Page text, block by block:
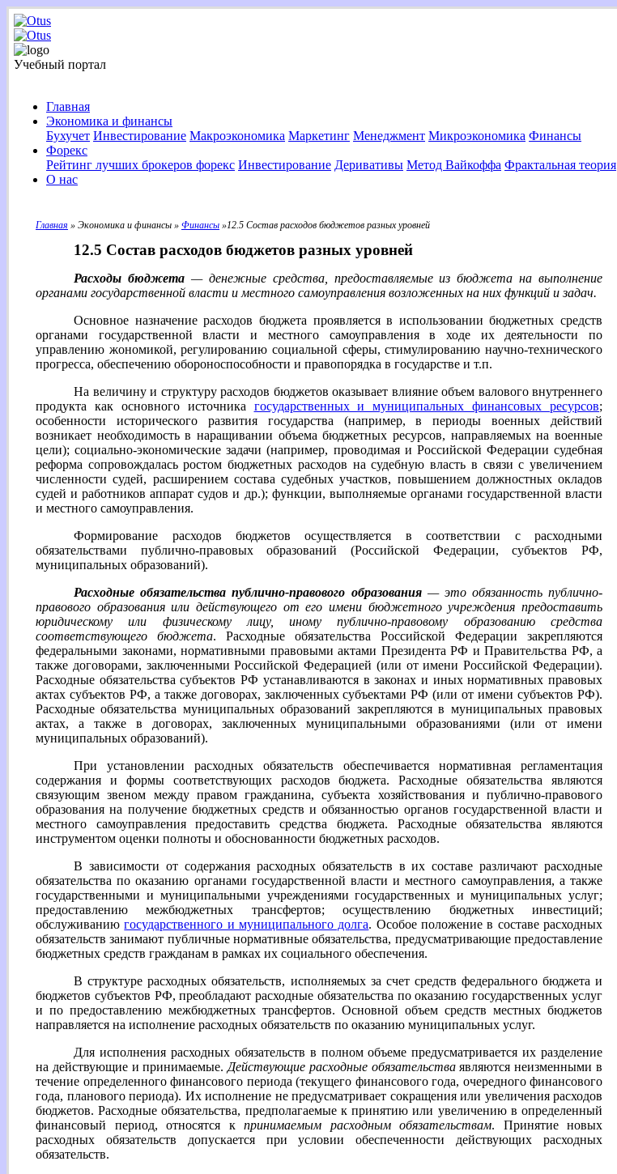
Учебный портал
Главная
Экономика и финансы
Бухучет Инвестирование Макроэкономика Маркетинг Менеджмент Микроэкономика Финансы
Форекс
Рейтинг лучших брокеров форекс Инвестирование Деривативы Метод Вайкоффа Фрактальная теория
О нас
Главная » Экономика и финансы » Финансы »12.5 Состав расходов бюджетов разных уровней
12.5 Состав расходов бюджетов разных уровней
Расходы бюджета — денежные средства, предоставляемые из бюджета на выполнение
органами государственной власти и местного самоуправления возложенных на них функций и задач.
Основное назначение расходов бюджета проявляется в использовании бюджетных средств
органами государственной власти и местного самоуправления в ходе их деятельности по
управлению жономикой, регулированию социальной сферы, стимулированию научно-технического
прогресса, обеспечению обороноспособности и правопорядка в государстве и т.п.
На величину и структуру расходов бюджетов оказывает влияние объем валового внутреннего
продукта как основного источника государственных и муниципальных финансовых ресурсов;
особенности исторического развития государства (например, в периоды военных действий
возникает необходимость в наращивании объема бюджетных ресурсов, направляемых на военные
цели); социально-экономические задачи (например, проводимая и Российской Федерации судебная
реформа сопровождалась ростом бюджетных расходов на судебную власть в связи с увеличением
численности судей, расширением состава судебных участков, повышением должностных окладов
судей и работников аппарат судов и др.); функции, выполняемые органами государственной власти
и местного самоуправления.
Формирование расходов бюджетов осуществляется в соответствии с расходными
обязательствами публично-правовых образований (Российской Федерации, субъектов РФ,
муниципальных образований).
Расходные обязательства публично-правового образования— это обязанность публично-
правового образования или действующего от его имени бюджетного учреждения предоставить
юридическому или физическому лицу, иному публично-правовому образованию средства
соответствующего бюджета. Расходные обязательства Российской Федерации закрепляются
федеральными законами, нормативными правовыми актами Президента РФ и Правительства РФ, а
также договорами, заключенными Российской Федерацией (или от имени Российской Федерации).
Расходные обязательства субъектов РФ устанавливаются в законах и иных нормативных правовых
актах субъектов РФ, а также договорах, заключенных субъектами РФ (или от имени субъектов РФ).
Расходные обязательства муниципальных образований закрепляются в муниципальных правовых
актах, а также в договорах, заключенных муниципальными образованиями (или от имени
муниципальных образований).
При установлении расходных обязательств обеспечивается нормативная регламентация
содержания и формы соответствующих расходов бюджета. Расходные обязательства являются
связующим звеном между правом гражданина, субъекта хозяйствования и публично-правового
образования на получение бюджетных средств и обязанностью органов государственной власти и
местного самоуправления предоставить средства бюджета. Расходные обязательства являются
инструментом оценки полноты и обоснованности бюджетных расходов.
В зависимости от содержания расходных обязательств в их составе различают расходные
обязательства по оказанию органами государственной власти и местного самоуправления, а также
государственными и муниципальными учреждениями государственных и муниципальных услуг;
предоставлению межбюджетных трансфертов; осуществлению бюджетных инвестиций;
обслуживаниюгосударственного и муниципального долга. Особое положение в составе расходных
обязательств занимают публичные нормативные обязательства, предусматривающие предоставление
бюджетных средств гражданам в рамках их социального обеспечения.
В структуре расходных обязательств, исполняемых за счет средств федерального бюджета и
бюджетов субъектов РФ, преобладают расходные обязательства по оказанию государственных услуг
и по предоставлению межбюджетных трансфертов. Основной объем средств местных бюджетов
направляется на исполнение расходных обязательств по оказанию муниципальных услуг.
Для исполнения расходных обязательств в полном объеме предусматривается их разделение
на действующие и принимаемые. Действующие расходные обязательстваявляются неизменными в
течение определенного финансового периода (текущего финансового года, очередного финансового
года, планового периода). Их исполнение не предусматривает сокращения или увеличения расходов
бюджетов. Расходные обязательства, предполагаемые к принятию или увеличению в определенный
финансовый период, относятся к принимаемым расходным обязательствам. Принятие новых
расходных обязательств допускается при условии обеспеченности действующих расходных
обязательств.